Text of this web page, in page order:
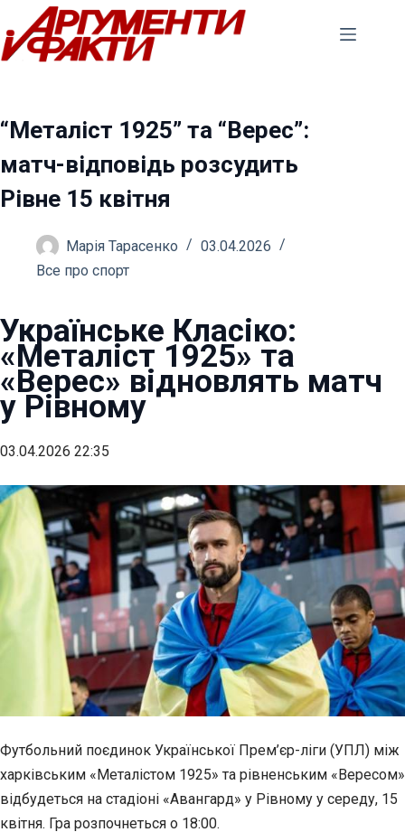
Перейти
до
вмісту
“Металіст 1925” та “Верес”:
матч-відповідь розсудить
Рівне 15 квітня
Марія Тарасенко
03.04.2026
Все про спорт
Українське Класіко:
«Металіст 1925» та
«Верес» відновлять матч
у Рівному
03.04.2026 22:35
Футбольний поєдинок Української Прем’єр-ліги (УПЛ) між
харківським «Металістом 1925» та рівненським «Вересом»
відбудеться на стадіоні «Авангард» у Рівному у середу, 15
квітня. Гра розпочнеться о 18:00.